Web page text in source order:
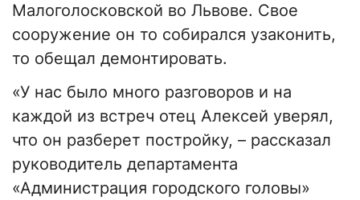
Малоголосковской во Львове. Свое
сооружение он то собирался узаконить,
то обещал демонтировать.
«У нас было много разговоров и на
каждой из встреч отец Алексей уверял,
что он разберет постройку, – рассказал
руководитель департамента
«Администрация городского головы»